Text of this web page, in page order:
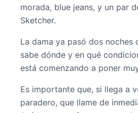
morada, blue jeans, y un par
Sketcher.
La dama ya pasó dos noches
sabe dónde y en qué
está comenzando a poner
Es importante que, si llega a
paradero, que llame de